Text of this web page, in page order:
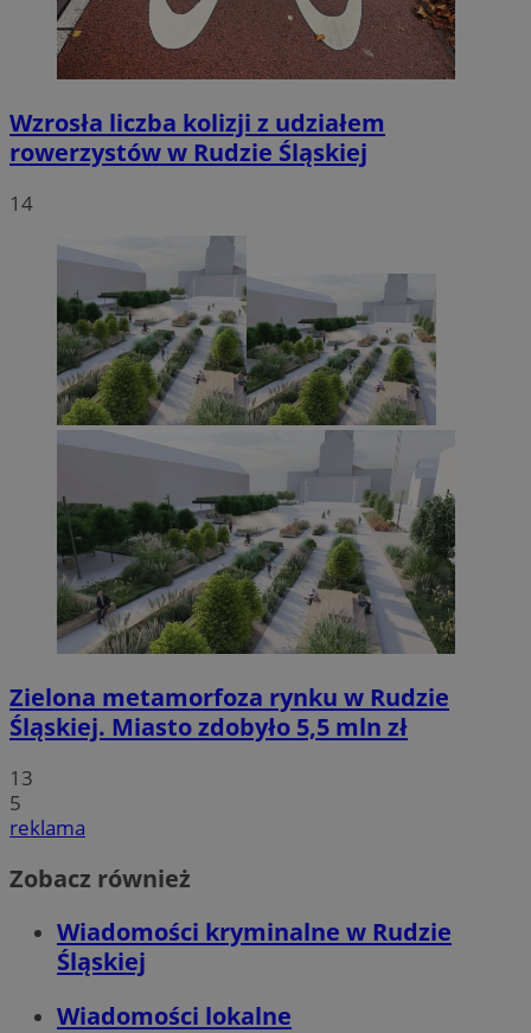
Wzrosła liczba kolizji z udziałem
rowerzystów w Rudzie Śląskiej
14
Zielona metamorfoza rynku w Rudzie
Śląskiej. Miasto zdobyło 5,5 mln zł
13
5
reklama
Zobacz również
Wiadomości kryminalne w Rudzie
Śląskiej
Wiadomości lokalne